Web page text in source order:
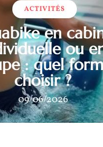
ACTIVITÉS
en
ou
: quel
choisir ?
09/06/2026